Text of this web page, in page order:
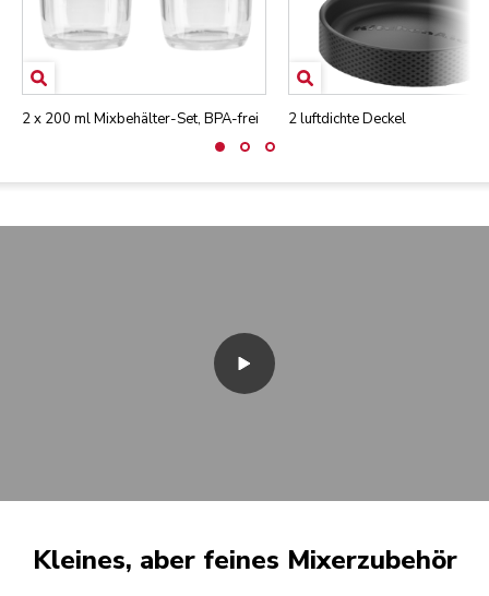
2 x 200 ml Mixbehälter-Set, BPA-frei 2 luftdichte Deckel
Kleines, aber feines Mixerzubehör